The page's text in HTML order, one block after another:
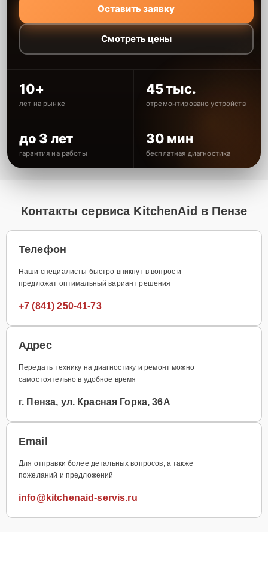
Оставить заявку
Смотреть цены
10+
лет на рынке
45 тыс.
отремонтировано устройств
до 3 лет
гарантия на работы
30 мин
бесплатная диагностика
Контакты сервиса KitchenAid в Пензе
Телефон
Наши специалисты быстро вникнут в вопрос и
предложат оптимальный вариант решения
+7 (841) 250-41-73
Адрес
Передать технику на диагностику и ремонт можно
самостоятельно в удобное время
г. Пенза, ул. Красная Горка, 36А
Email
Для отправки более детальных вопросов, а также
пожеланий и предложений
info@kitchenaid-servis.ru